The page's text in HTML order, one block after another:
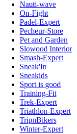
Nauti-wave
On-Fight
Padel-Expert
Pecheur-Store
Pet and Garden
Slowood Interior
Smash-Expert
Sneak'In
Sneakids
Sport is good
Training-Fit
Trek-Expert
Triathlon-Expert
TripnBikers
Winter-Expert